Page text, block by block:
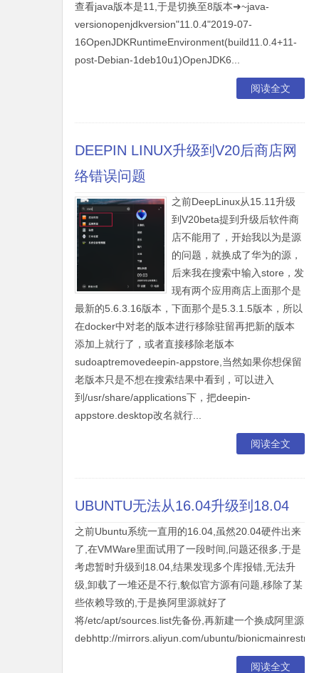
查看java版本是11,于是切换至8版本➜~java-
versionopenjdkversion"11.0.4"2019-07-
16OpenJDKRuntimeEnvironment(build11.0.4+11-
post-Debian-1deb10u1)OpenJDK6...
阅读全文
DEEPIN LINUX升级到V20后商店网
络错误问题
之前DeepLinux从15.11升级
到V20beta提到升级后软件商
店不能用了，开始我以为是源
的问题，就换成了华为的源，
后来我在搜索中输入store，发
现有两个应用商店上面那个是
最新的5.6.3.16版本，下面那个是5.3.1.5版本，所以
在docker中对老的版本进行移除驻留再把新的版本
添加上就行了，或者直接移除老版本
sudoaptremovedeepin-appstore,当然如果你想保留
老版本只是不想在搜索结果中看到，可以进入
到/usr/share/applications下，把deepin-
appstore.desktop改名就行...
阅读全文
UBUNTU无法从16.04升级到18.04
之前Ubuntu系统一直用的16.04,虽然20.04硬件出来
了,在VMWare里面试用了一段时间,问题还很多,于是
考虑暂时升级到18.04,结果发现多个库报错,无法升
级,卸载了一堆还是不行,貌似官方源有问题,移除了某
些依赖导致的,于是换阿里源就好了
将/etc/apt/sources.list先备份,再新建一个换成阿里源
debhttp://mirrors.aliyun.com/ubuntu/
阅读全文